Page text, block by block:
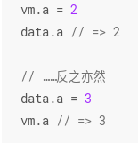
vm.a = 2
data.a // => 2
// ……反之亦然
data.a = 3
vm.a // => 3